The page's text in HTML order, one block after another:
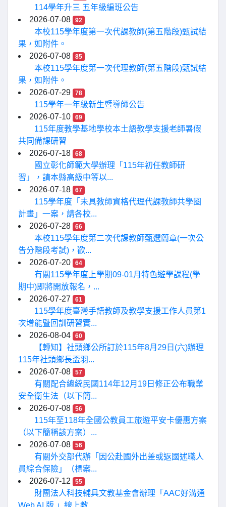
114學年升三 五年級編班公告
2026-07-08
92
本校115學年度第一次代課教師(第五階段)甄試結
果，如附件。
2026-07-08
85
本校115學年度第一次代理教師(第五階段)甄試結
果，如附件。
2026-07-29
78
115學年一年級新生暨導師公告
2026-07-10
69
115年度教學基地學校本土語教學支援老師暑假
共同備課研習
2026-07-18
68
國立彰化師範大學辦理「115年初任教師研
習」，請本縣高級中等以...
2026-07-18
67
115學年度「未具教師資格代理代課教師共學圈
計畫」一案，請各校...
2026-07-28
66
本校115學年度第二次代課教師甄選簡章(一次公
告分階段考試)，歡...
2026-07-20
64
有關115學年度上學期09-01月特色遊學課程(學
期中)即將開放報名，...
2026-07-27
61
115學年度臺灣手語教師及教學支援工作人員第1
次增能暨回訓研習實...
2026-08-04
60
【轉知】社頭鄉公所訂於115年8月29日(六)辦理
115年社頭鄉長盃羽...
2026-07-08
57
有關配合總統民國114年12月19日修正公布職業
安全衛生法（以下簡...
2026-07-08
56
115年至118年全國公教員工旅遊平安卡優惠方案
（以下簡稱該方案）...
2026-07-08
56
有關外交部代辦「因公赴國外出差或返國述職人
員綜合保險」（標案...
2026-07-12
55
財團法人科技輔具文教基金會辦理「AAC好溝通
Web AI 版 」線上教...